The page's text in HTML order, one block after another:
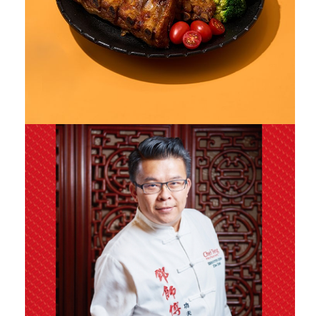
隱私保護
資訊安全